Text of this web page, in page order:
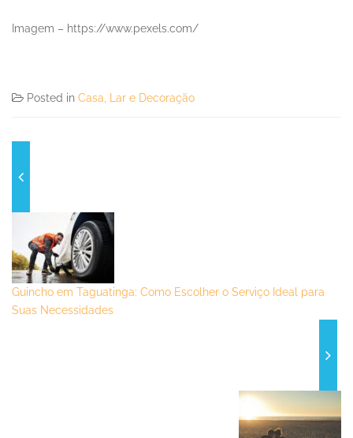
Imagem – https://www.pexels.com/
Posted in Casa, Lar e Decoração
Guincho em Taguatinga: Como Escolher o Serviço Ideal para
Suas Necessidades